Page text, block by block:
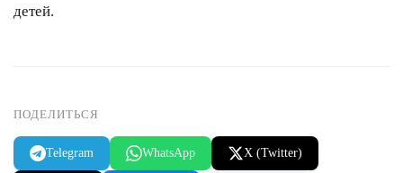
детей.
ПОДЕЛИТЬСЯ
Telegram WhatsApp X (Twitter)